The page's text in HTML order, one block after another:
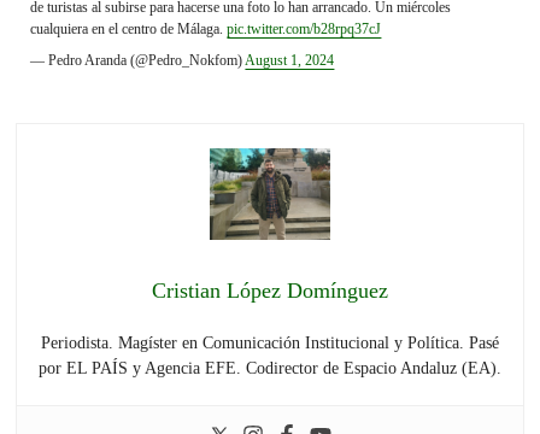
de turistas al subirse para hacerse una foto lo han arrancado. Un miércoles
cualquiera en el centro de Málaga.pic.twitter.com/b28rpq37cJ
— Pedro Aranda (@Pedro_Nokfom)August 1, 2024
Cristian López Domínguez
Periodista. Magíster en Comunicación Institucional y Política. Pasé
por EL PAÍS y Agencia EFE. Codirector de Espacio Andaluz (EA).